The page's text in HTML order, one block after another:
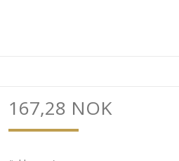
167,28 NOK